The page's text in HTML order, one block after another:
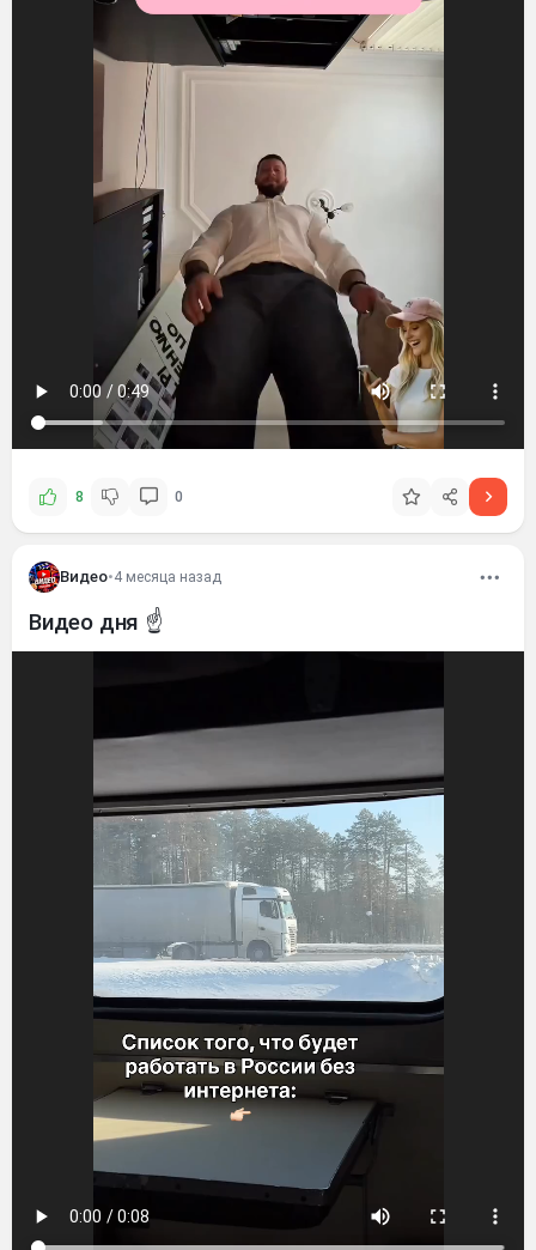
8 0
Видео•4 месяца назад
Видео дня ☝️